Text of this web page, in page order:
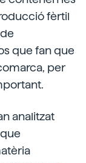
fèrtil
que fan que
per
analitzat